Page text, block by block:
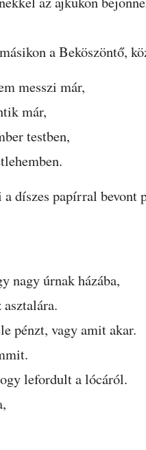
a Beköszöntő,
messzi már,
már,
testben,
díszes papírral bevont
nagy úrnak házába,
pénzt, vagy amit akar.
lefordult a lócáról.